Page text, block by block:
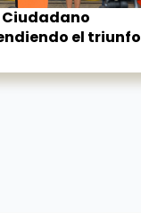
el triunfo